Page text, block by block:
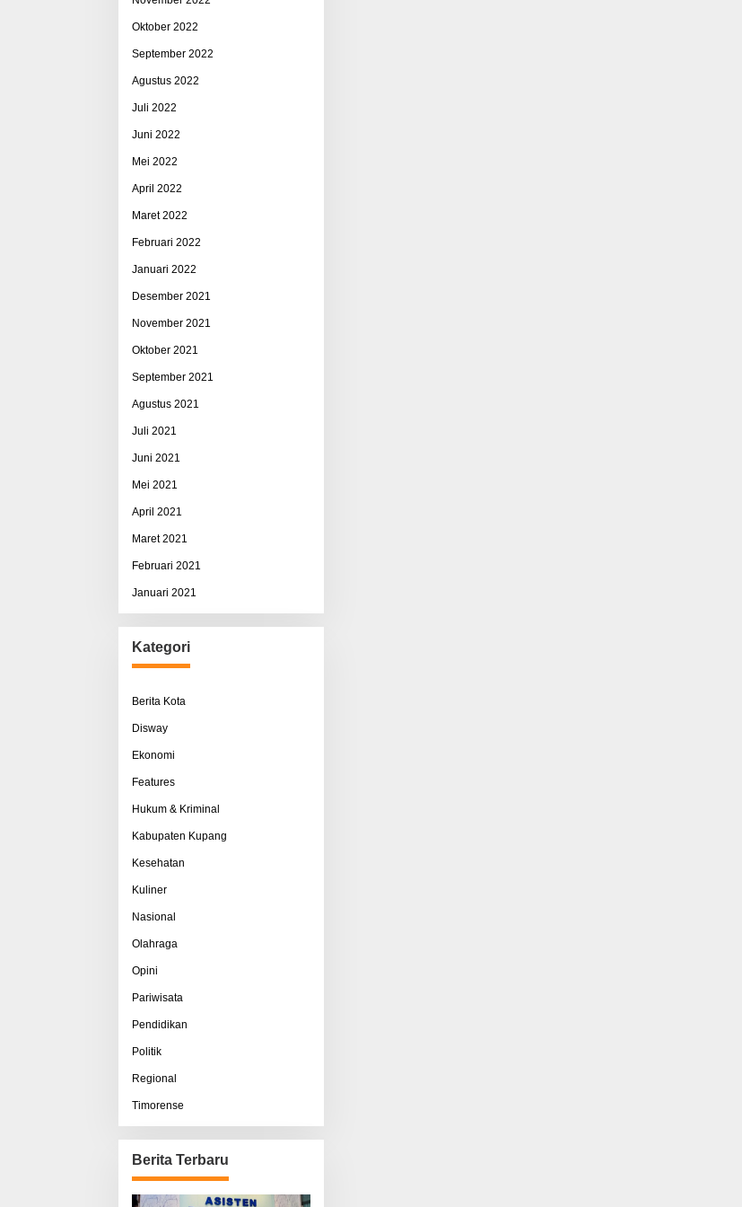
Oktober 2022
September 2022
Agustus 2022
Juli 2022
Juni 2022
Mei 2022
April 2022
Maret 2022
Februari 2022
Januari 2022
Desember 2021
November 2021
Oktober 2021
September 2021
Agustus 2021
Juli 2021
Juni 2021
Mei 2021
April 2021
Maret 2021
Februari 2021
Januari 2021
Kategori
Berita Kota
Disway
Ekonomi
Features
Hukum & Kriminal
Kabupaten Kupang
Kesehatan
Kuliner
Nasional
Olahraga
Opini
Pariwisata
Pendidikan
Politik
Regional
Timorense
Berita Terbaru